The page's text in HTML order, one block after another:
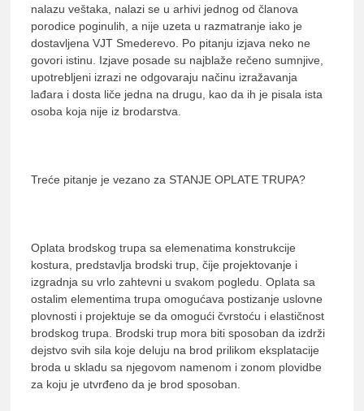
nalazu veštaka, nalazi se u arhivi jednog od članova
porodice poginulih, a nije uzeta u razmatranje iako je
dostavljena VJT Smederevo. Po pitanju izjava neko ne
govori istinu. Izjave posade su najblaže rečeno sumnjive,
upotrebljeni izrazi ne odgovaraju načinu izražavanja
lađara i dosta liče jedna na drugu, kao da ih je pisala ista
osoba koja nije iz brodarstva.
Treće pitanje je vezano za STANJE OPLATE TRUPA?
Oplata brodskog trupa sa elemenatima konstrukcije
kostura, predstavlja brodski trup, čije projektovanje i
izgradnja su vrlo zahtevni u svakom pogledu. Oplata sa
ostalim elementima trupa omogućava postizanje uslovne
plovnosti i projektuje se da omogući čvrstoću i elastičnost
brodskog trupa. Brodski trup mora biti sposoban da izdrži
dejstvo svih sila koje deluju na brod prilikom eksplatacije
broda u skladu sa njegovom namenom i zonom plovidbe
za koju je utvrđeno da je brod sposoban.